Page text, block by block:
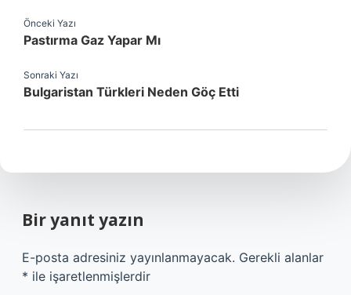
Önceki Yazı
Pastırma Gaz Yapar Mı
Sonraki Yazı
Bulgaristan Türkleri Neden Göç Etti
Bir yanıt yazın
E-posta adresiniz yayınlanmayacak. Gerekli alanlar
* ile işaretlenmişlerdir